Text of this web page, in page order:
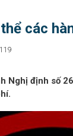
các
119
Nghị định số